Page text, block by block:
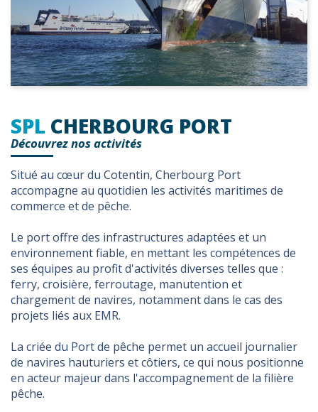
SPL CHERBOURG PORT
Découvrez nos activités
Situé au cœur du Cotentin, Cherbourg Port
accompagne au quotidien les activités maritimes de
commerce et de pêche.
Le port offre des infrastructures adaptées et un
environnement fiable, en mettant les compétences de
ses équipes au profit d'activités diverses telles que :
ferry, croisière, ferroutage, manutention et
chargement de navires, notamment dans le cas des
projets liés aux EMR.
La criée du Port de pêche permet un accueil journalier
de navires hauturiers et côtiers, ce qui nous positionne
en acteur majeur dans l'accompagnement de la filière
pêche.